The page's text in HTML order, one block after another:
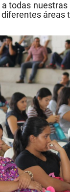
todas
áreas